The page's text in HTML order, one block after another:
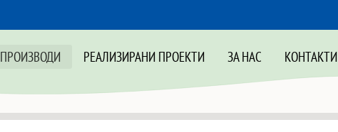
ПРОИЗВОДИ
РЕАЛИЗИРАНИ ПРОЕКТИ ЗА НАС КОНТАКТИ